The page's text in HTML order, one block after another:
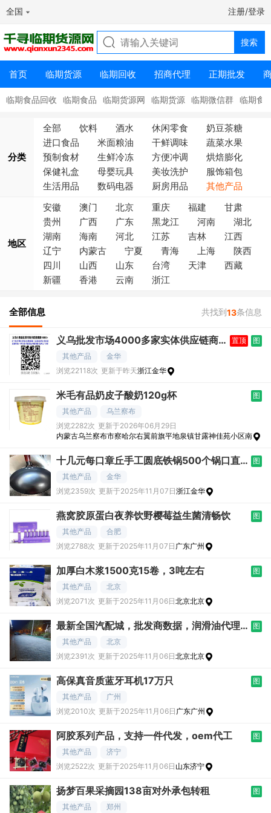
全国 注册/登录
首页 临期货源 临期回收 招商代理 正期批发
临期食品回收 临期食品 临期货源网 临期货源 临期微信群 临期食
分类
全部 饮料 酒水 休闲零食
奶豆茶糖
进口食品
米面粮油 干鲜调味
蔬菜水果
预制食材
生鲜冷冻 方便冲调
烘焙膨化
保健礼盒
母婴玩具 美妆洗护
服饰箱包
生活用品
数码电器 厨房用品 其他产品
地区
安徽 澳门 北京 重庆 福建
甘肃
贵州
广西 广东 黑龙江 河南
湖北
湖南
海南 河北 江苏 吉林
江西
辽宁
内蒙古 宁夏 青海 上海
陕西
四川
山西 山东 台湾 天津
西藏
新疆
香港 云南 浙江
全部信息 共找到13条信息
义乌批发市场4000多家实体供应链商
家联系方式
置顶
图
其他产品
金华
浏览22118次 更新于昨天浙江金华
米毛有品奶皮子酸奶120g杯
图
其他产品
乌兰察布
浏览2282次 更新于2026年06月29日
内蒙古乌兰察布市察哈尔右翼前旗平地泉镇甘露神佳苑小区南
十几元每口章丘手工圆底铁锅500个锅口直
径34c
图
其他产品
金华
浏览2359次 更新于2025年11月07日浙江金华
燕窝胶原蛋白夜养饮野樱莓益生菌清畅饮
图
其他产品
合肥
浏览2788次 更新于2025年11月07日 广东广州
加厚白木浆1500克15卷，3吨左右
图
其他产品
北京
浏览2071次 更新于2025年11月06日北京北京
最新全国汽配城，批发商数据，润滑油代理
经销商数据
图
其他产品
北京
浏览2391次 更新于2025年11月06日北京北京
高保真音质蓝牙耳机17万只
图
其他产品
广州
浏览2010次 更新于2025年11月06日 广东广州
阿胶系列产品，支持一件代发，oem代工
图
其他产品
济宁
浏览2522次 更新于2025年11月06日 山东济宁
扬梦百果采摘园138亩对外承包转租
图
其他产品
郑州